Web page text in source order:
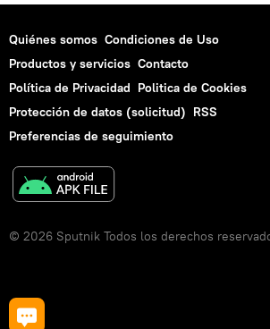
Quiénes somos Condiciones de Uso
Productos y servicios Contacto
Política de Privacidad Politica de Cookies
Protección de datos (solicitud) RSS
Preferencias de seguimiento
© 2026 Sputnik Todos los derechos